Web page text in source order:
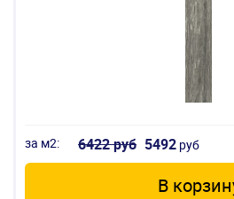
за м2: 6422 руб 5492 руб
В